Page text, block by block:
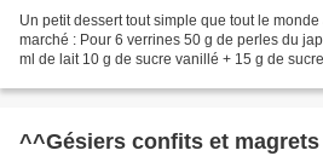
Un petit dessert tout simple que tout le
marché : Pour 6 verrines 50 g de perles du
ml de lait 10 g de sucre vanillé + 15 g de
^^Gésiers confits et